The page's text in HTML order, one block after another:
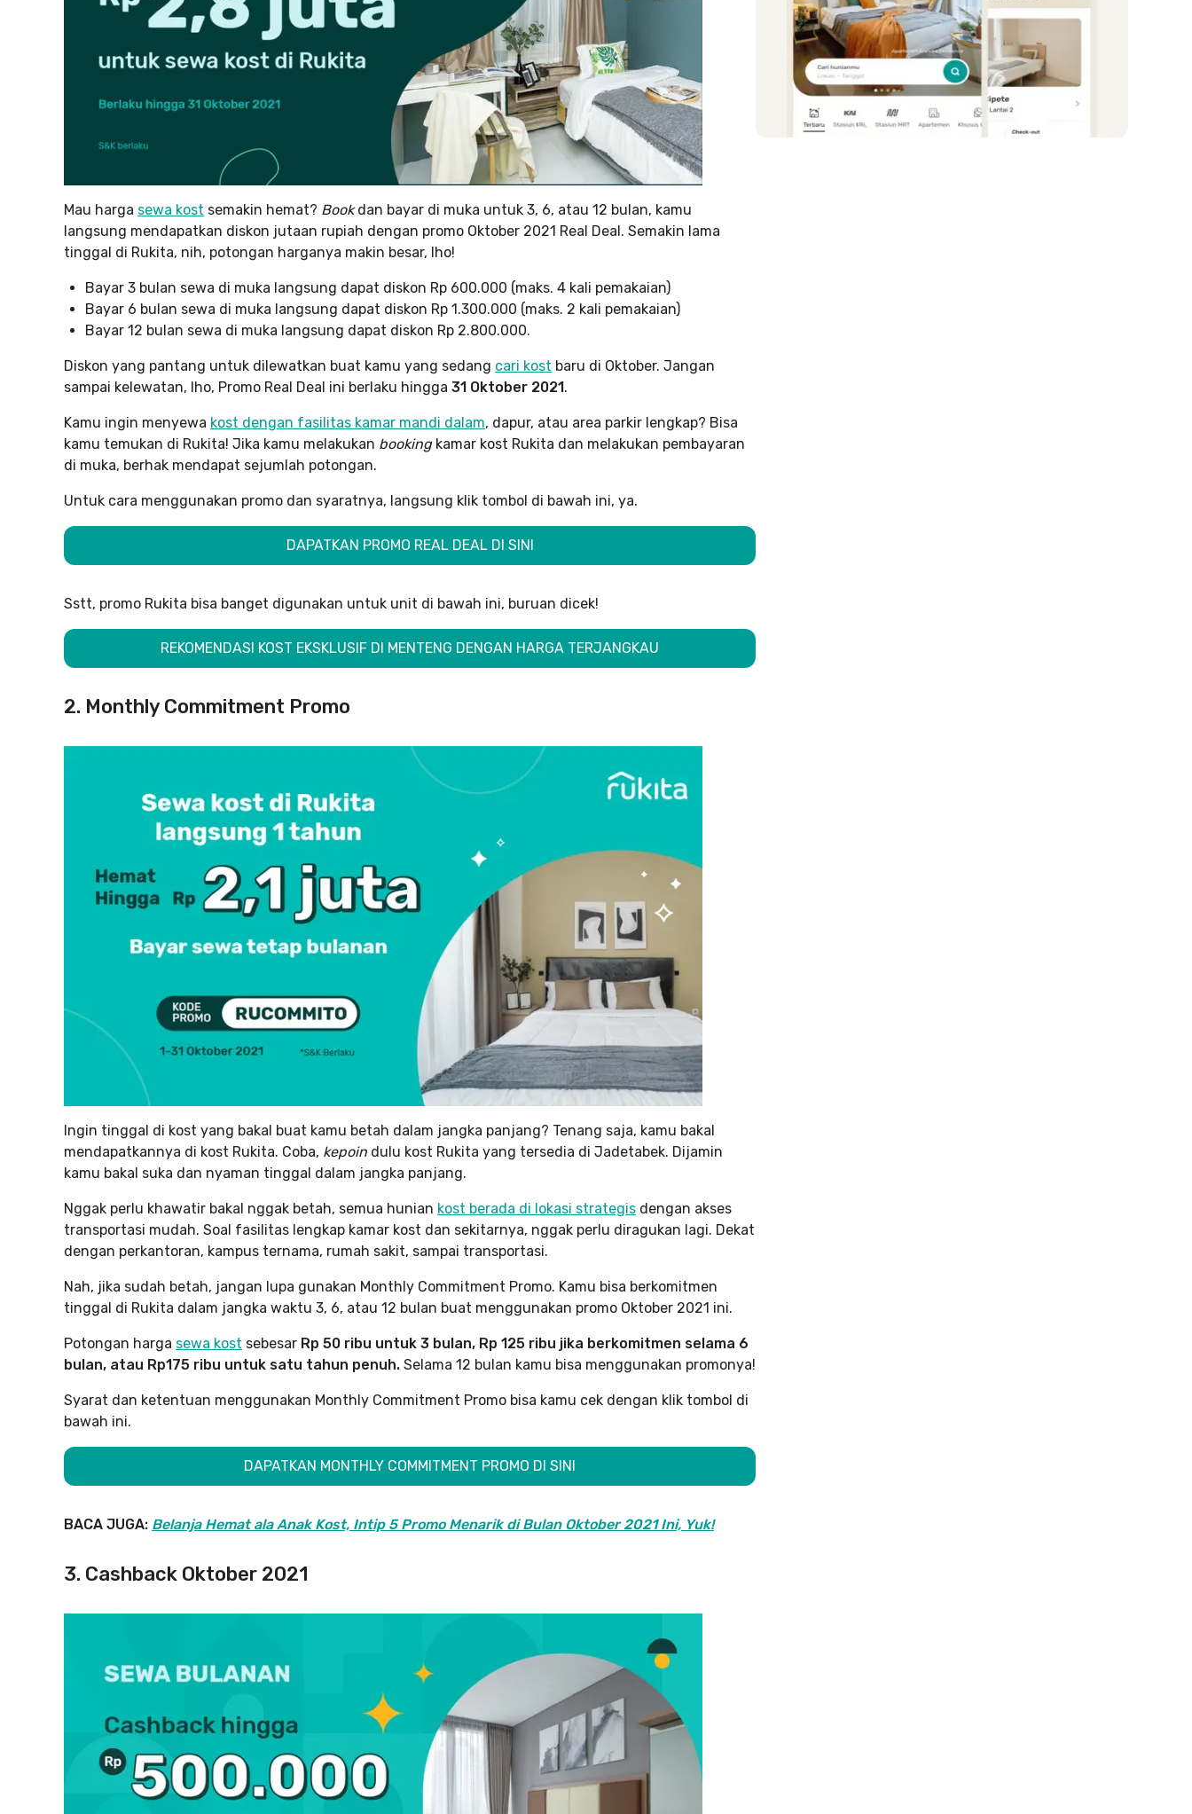
Mau harga sewa kost semakin hemat? Bookdan bayar di muka untuk 3, 6, atau 12 bulan, kamu
langsung mendapatkan diskon jutaan rupiah dengan promo Oktober 2021 Real Deal. Semakin lama
tinggal di Rukita, nih, potongan harganya makin besar, lho!
Bayar 3 bulan sewa di muka langsung dapat diskon Rp 600.000 (maks. 4 kali pemakaian)
Bayar 6 bulan sewa di muka langsung dapat diskon Rp 1.300.000 (maks. 2 kali pemakaian)
Bayar 12 bulan sewa di muka langsung dapat diskon Rp 2.800.000.
Diskon yang pantang untuk dilewatkan buat kamu yang sedang cari kost baru di Oktober. Jangan
sampai kelewatan, lho, Promo Real Deal ini berlaku hingga 31 Oktober 2021.
Kamu ingin menyewa kost dengan fasilitas kamar mandi dalam, dapur, atau area parkir lengkap? Bisa
kamu temukan di Rukita! Jika kamu melakukan booking kamar kost Rukita dan melakukan pembayaran
di muka, berhak mendapat sejumlah potongan.
Untuk cara menggunakan promo dan syaratnya, langsung klik tombol di bawah ini, ya.
DAPATKAN PROMO REAL DEAL DI SINI
Sstt, promo Rukita bisa banget digunakan untuk unit di bawah ini, buruan dicek!
REKOMENDASI KOST EKSKLUSIF DI MENTENG DENGAN HARGA TERJANGKAU
2. Monthly Commitment Promo
Ingin tinggal di kost yang bakal buat kamu betah dalam jangka panjang? Tenang saja, kamu bakal
mendapatkannya di kost Rukita. Coba, kepoin dulu kost Rukita yang tersedia di Jadetabek. Dijamin
kamu bakal suka dan nyaman tinggal dalam jangka panjang.
Nggak perlu khawatir bakal nggak betah, semua hunian kost berada di lokasi strategis dengan akses
transportasi mudah. Soal fasilitas lengkap kamar kost dan sekitarnya, nggak perlu diragukan lagi. Dekat
dengan perkantoran, kampus ternama, rumah sakit, sampai transportasi.
Nah, jika sudah betah, jangan lupa gunakan Monthly Commitment Promo. Kamu bisa berkomitmen
tinggal di Rukita dalam jangka waktu 3, 6, atau 12 bulan buat menggunakan promo Oktober 2021 ini.
Potongan harga sewa kost sebesar Rp 50 ribu untuk 3 bulan, Rp 125 ribu jika berkomitmen selama 6
bulan, atau Rp175 ribu untuk satu tahun penuh. Selama 12 bulan kamu bisa menggunakan promonya!
Syarat dan ketentuan menggunakan Monthly Commitment Promo bisa kamu cek dengan klik tombol di
bawah ini.
DAPATKAN MONTHLY COMMITMENT PROMO DI SINI
BACA JUGA: Belanja Hemat ala Anak Kost, Intip 5 Promo Menarik di Bulan Oktober 2021 Ini, Yuk!
3. Cashback Oktober 2021